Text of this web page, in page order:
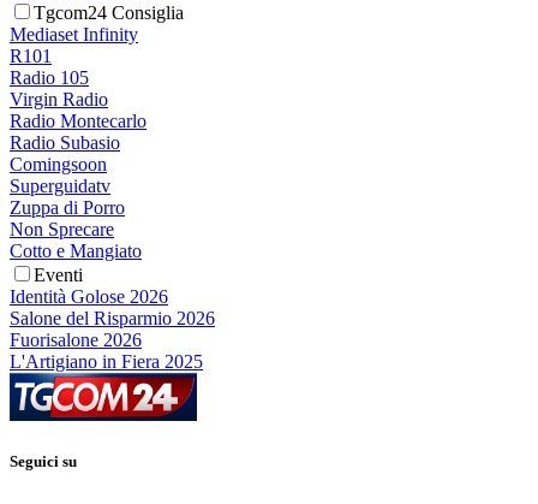
Tgcom24 Consiglia
Mediaset Infinity
R101
Radio 105
Virgin Radio
Radio Montecarlo
Radio Subasio
Comingsoon
Superguidatv
Zuppa di Porro
Non Sprecare
Cotto e Mangiato
Eventi
Identità Golose 2026
Salone del Risparmio 2026
Fuorisalone 2026
L'Artigiano in Fiera 2025
Seguici su